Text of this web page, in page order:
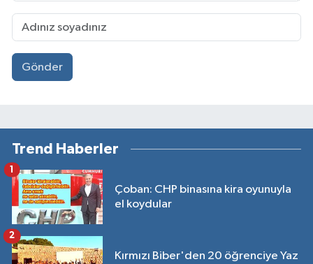
Gönder
Trend Haberler
Çoban: CHP binasına kira oyunuyla
el koydular
1
Kırmızı Biber'den 20 öğrenciye Yaz
2